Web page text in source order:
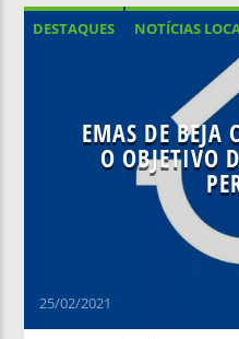
DESTAQUES
NOTÍCIAS
EMAS DE
O OBJETIVO
25/02/2021